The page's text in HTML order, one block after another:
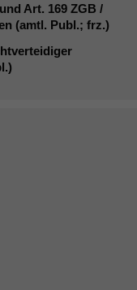
Art. 169 ZGB /
(amtl. Publ.; frz.)
es
sie,
die